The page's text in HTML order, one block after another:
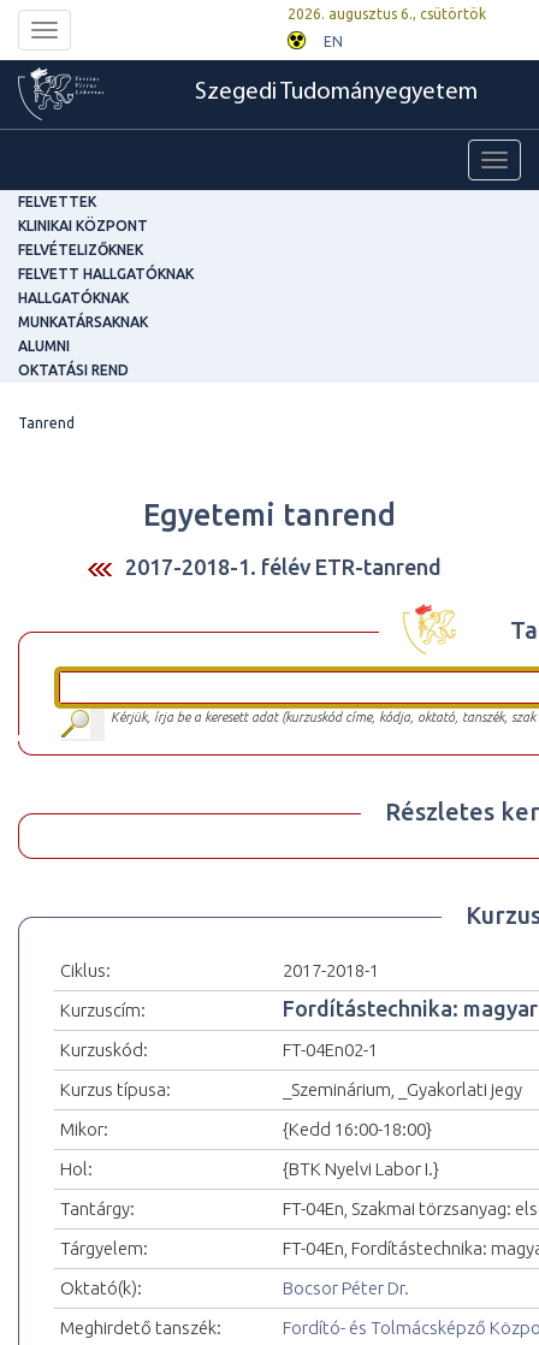
Toggle
navigation
2026. augusztus 6., csütörtök
EN
Szegedi Tudományegyetem
FELVETTEK
KLINIKAI KÖZPONT
FELVÉTELIZŐKNEK
FELVETT HALLGATÓKNAK
HALLGATÓKNAK
MUNKATÁRSAKNAK
ALUMNI
OKTATÁSI REND
Tanrend
Egyetemi tanrend
2017-2018-1. félév ETR-tanrend
Kérjük, írja be a keresett adat (kurzuskód címe, kódja, oktató, tanszék,
Részletes
Ciklus:
2017-2018-1
Kurzuscím:
Fordítástechnika:
Kurzuskód:
FT-04En02-1
Kurzus típusa:
_Szeminárium, _Gyakorlati jegy
Mikor:
{Kedd 16:00-18:00}
Hol:
{BTK Nyelvi Labor I.}
Tantárgy:
FT-04En, Szakmai törzsanyag:
Tárgyelem:
FT-04En, Fordítástechnika:
Oktató(k):
Bocsor Péter Dr.
Meghirdető tanszék:
Fordító- és Tolmácsképző